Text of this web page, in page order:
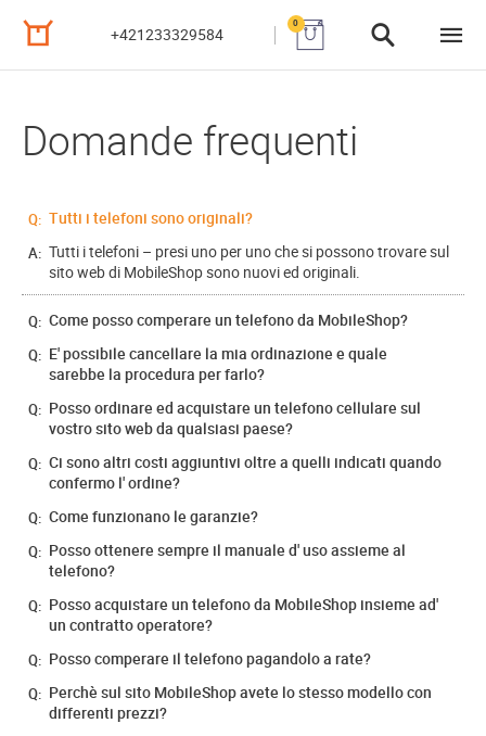
+421233329584
0
Domande frequenti
Q: Tutti i telefoni sono originali?
A: Tutti i telefoni – presi uno per uno che si possono trovare sul
sito web di MobileShop sono nuovi ed originali.
Q: Come posso comperare un telefono da MobileShop?
Q: E' possibile cancellare la mia ordinazione e quale
sarebbe la procedura per farlo?
Q: Posso ordinare ed acquistare un telefono cellulare sul
vostro sito web da qualsiasi paese?
Q: Ci sono altri costi aggiuntivi oltre a quelli indicati quando
confermo l' ordine?
Q: Come funzionano le garanzie?
Q: Posso ottenere sempre il manuale d' uso assieme al
telefono?
Q: Posso acquistare un telefono da MobileShop insieme ad'
un contratto operatore?
Q: Posso comperare il telefono pagandolo a rate?
Q: Perchè sul sito MobileShop avete lo stesso modello con
differenti prezzi?